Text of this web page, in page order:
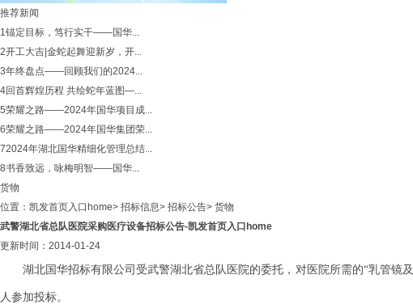
推荐新闻
1锚定目标，笃行实干——国华...
2开工大吉|金蛇起舞迎新岁，开...
3年终盘点——回顾我们的2024...
4回首辉煌历程 共绘蛇年蓝图—...
5荣耀之路——2024年国华项目成...
6荣耀之路——2024年国华集团荣...
72024年湖北国华精细化管理总结...
8书香致远，咏梅明智——国华...
货物
位置： 凯发首页入口home> 招标信息> 招标公告> 货物
武警湖北省总队医院采购医疗设备招标公告-凯发首页入口home
更新时间：2014-01-24
湖北国华招标有限公司受武警湖北省总队医院的委托，对医院所需的“乳管镜
人参加投标。